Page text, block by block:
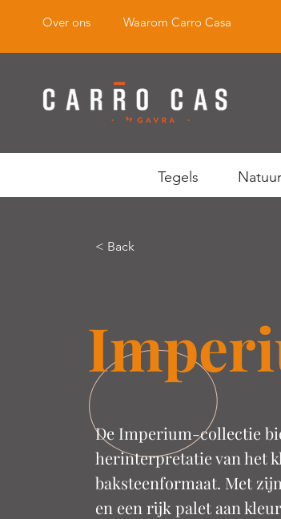
Over ons Waarom Carro Casa
Tegels
< Back
De Imperium-collectie
herinterpretatie van het
baksteenformaat. Met
en een rijk palet aan